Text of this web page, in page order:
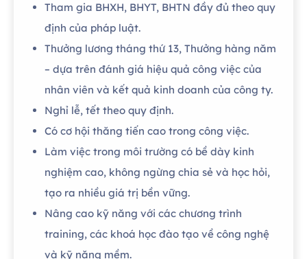
Tham gia BHXH, BHYT, BHTN đầy đủ theo quy
định của pháp luật.
Thưởng lương tháng thứ 13, Thưởng hàng năm
– dựa trên đánh giá hiệu quả công việc của
nhân viên và kết quả kinh doanh của công ty.
Nghỉ lễ, tết theo quy định.
Có cơ hội thăng tiến cao trong công việc.
Làm việc trong môi trường có bề dày kinh
nghiệm cao, không ngừng chia sẻ và học hỏi,
tạo ra nhiều giá trị bền vững.
Nâng cao kỹ năng với các chương trình
training, các khoá học đào tạo về công nghệ
và kỹ năng mềm.